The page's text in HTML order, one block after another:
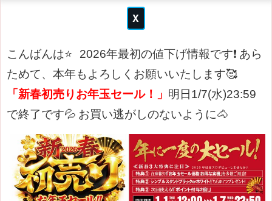
こんばんは⭐ 2026年最初の値下げ情報です❗ あら
ためて、本年もよろしくお願いいたします🥰
「新春初売りお年玉セール！」 明日1/7(水)23:59
で終了です💦 お買い逃がしのないように🐴